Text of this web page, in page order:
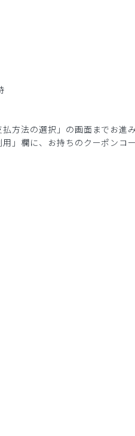
方法の選択」の画面までお進み
」欄に、お持ちのクーポンコ